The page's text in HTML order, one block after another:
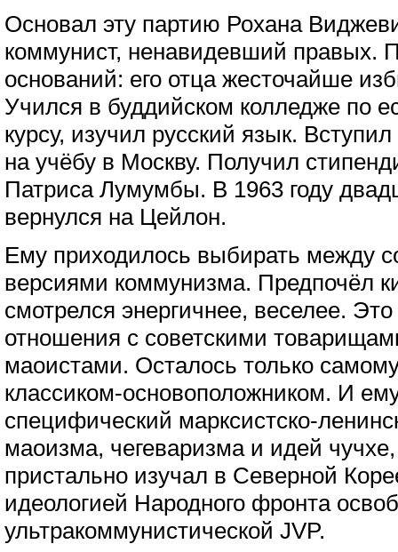
Основал эту партию Рохана
коммунист, ненавидевший правых.
оснований: его отца жесточайше
Учился в буддийском колледже по
курсу, изучил русский язык.
на учёбу в Москву. Получил
Патриса Лумумбы. В 1963 году
вернулся на Цейлон.
Ему приходилось выбирать между
версиями коммунизма. Предпочёл
смотрелся энергичнее, веселее.
отношения с советскими
маоистами. Осталось только
классиком-основоположником. И
специфический марксистско-
маоизма, чегеваризма и идей
пристально изучал в Северной
идеологией Народного фронта
ультракоммунистической JVP.